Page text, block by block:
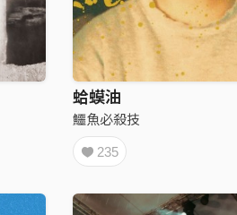
蛤蟆油
鱷魚必殺技
235